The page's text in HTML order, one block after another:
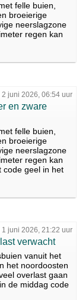
felle buien,
broeierige
neerslagzone
regen kan
juni 2026, 06:54 uur
en zware
felle buien,
broeierige
neerslagzone
regen kan
code geel in het
juni 2026, 21:22 uur
verwacht
vanuit het
het noordoosten
overlast gaan
de middag code